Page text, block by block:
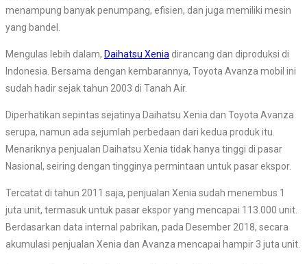
menampung banyak penumpang, efisien, dan juga memiliki mesin
yang bandel.
Mengulas lebih dalam, Daihatsu Xenia dirancang dan diproduksi di
Indonesia. Bersama dengan kembarannya, Toyota Avanza mobil ini
sudah hadir sejak tahun 2003 di Tanah Air.
Diperhatikan sepintas sejatinya Daihatsu Xenia dan Toyota Avanza
serupa, namun ada sejumlah perbedaan dari kedua produk itu.
Menariknya penjualan Daihatsu Xenia tidak hanya tinggi di pasar
Nasional, seiring dengan tingginya permintaan untuk pasar ekspor.
Tercatat di tahun 2011 saja, penjualan Xenia sudah menembus 1
juta unit, termasuk untuk pasar ekspor yang mencapai 113.000 unit.
Berdasarkan data internal pabrikan, pada Desember 2018, secara
akumulasi penjualan Xenia dan Avanza mencapai hampir 3 juta unit.